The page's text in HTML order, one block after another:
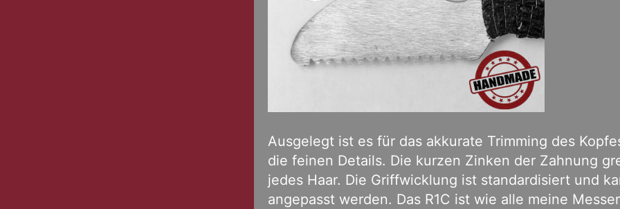
Ausgelegt ist es für das akkurate Trimming des
die feinen Details. Die kurzen Zinken der Zahnung
jedes Haar. Die Griffwicklung ist standardisiert und
angepasst werden. Das R1C ist wie alle meine Messer